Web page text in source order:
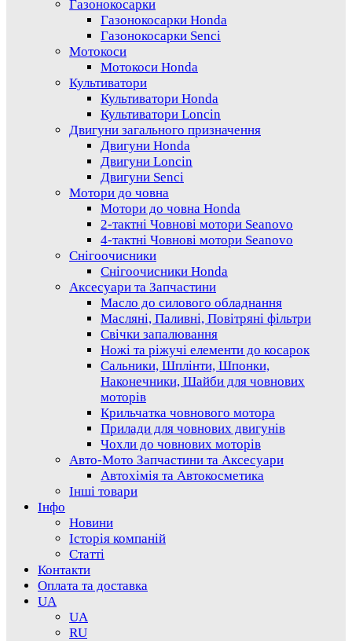
Газонокосарки
Газонокосарки Honda
Газонокосарки Senci
Мотокоси
Мотокоси Honda
Культиватори
Культиватори Honda
Культиватори Loncin
Двигуни загального призначення
Двигуни Honda
Двигуни Loncin
Двигуни Senci
Мотори до човна
Мотори до човна Honda
2-тактні Човнові мотори Seanovo
4-тактні Човнові мотори Seanovo
Снігоочисники
Снігоочисники Honda
Аксесуари та Запчастини
Масло до силового обладнання
Масляні, Паливні, Повітряні фільтри
Свічки запалювання
Ножі та ріжучі елементи до косарок
Сальники, Шплінти, Шпонки,
Наконечники, Шайби для човнових
моторів
Крильчатка човнового мотора
Прилади для човнових двигунів
Чохли до човнових моторів
Авто-Мото Запчастини та Аксесуари
Автохімія та Автокосметика
Інші товари
Інфо
Новини
Історія компаній
Статті
Контакти
Оплата та доставка
UA
UA
RU